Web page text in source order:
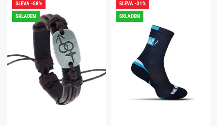
SLEVA -58%
SKLADEM
SLEVA -31%
SKLADEM